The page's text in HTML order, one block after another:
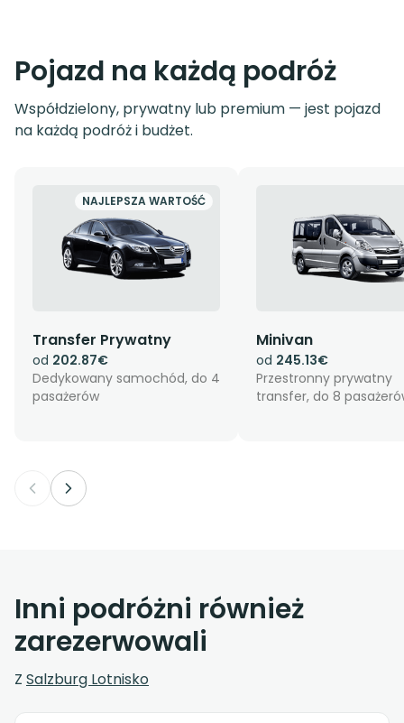
Pojazd na każdą podróż
Współdzielony, prywatny lub premium — jest pojazd
na każdą podróż i budżet.
NAJLEPSZA WARTOŚĆ
Transfer Prywatny
od 202.87€
Dedykowany samochód, do 4
pasażerów
Minivan
od 245.13€
Przestronny prywatny
transfer, do 8
Inni podróżni również
zarezerwowali
Z Salzburg Lotnisko